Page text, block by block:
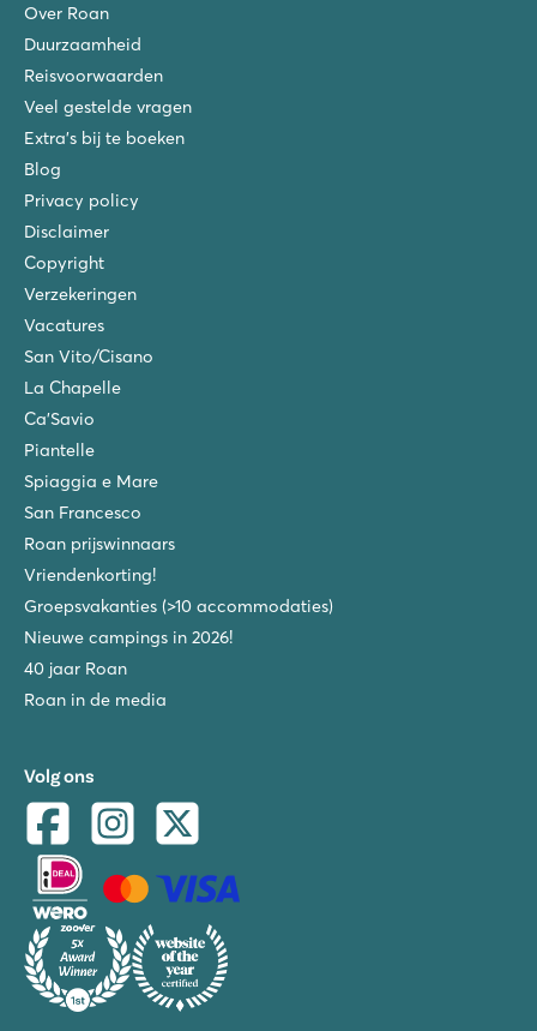
Over Roan
Duurzaamheid
Reisvoorwaarden
Veel gestelde vragen
Extra's bij te boeken
Blog
Privacy policy
Disclaimer
Copyright
Verzekeringen
Vacatures
San Vito/Cisano
La Chapelle
Ca'Savio
Piantelle
Spiaggia e Mare
San Francesco
Roan prijswinnaars
Vriendenkorting!
Groepsvakanties (>10 accommodaties)
Nieuwe campings in 2026!
40 jaar Roan
Roan in de media
Volg ons